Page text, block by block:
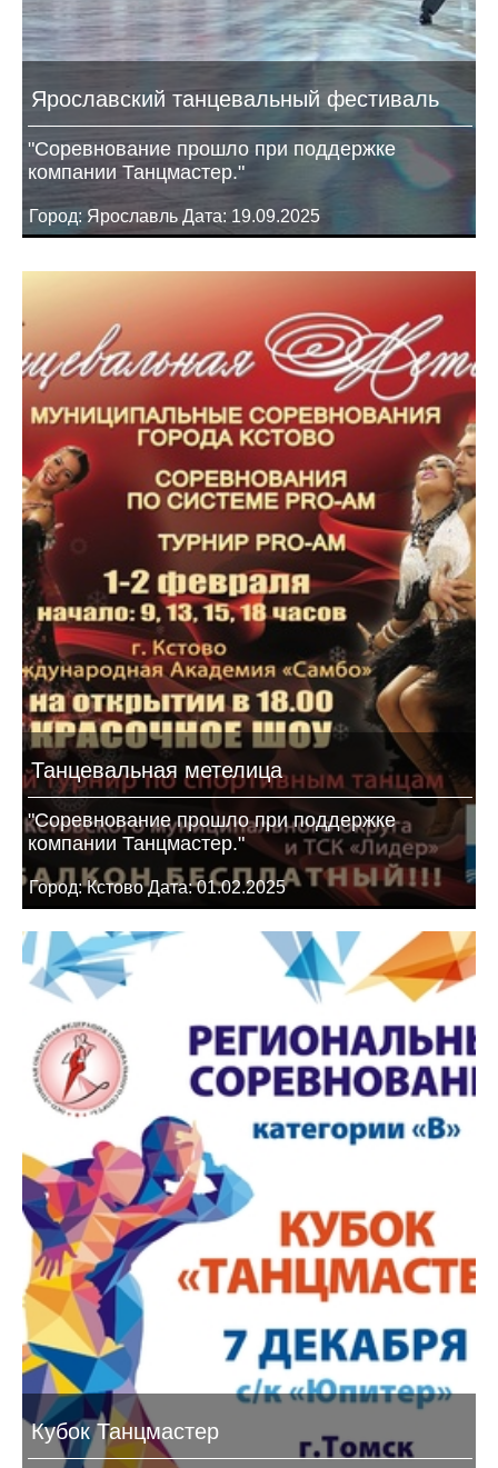
Ярославский танцевальный фестиваль
"Соревнование прошло при поддержке
компании Танцмастер."
Город: Ярославль Дата: 19.09.2025
Танцевальная метелица
"Соревнование прошло при поддержке
компании Танцмастер."
Город: Кстово Дата: 01.02.2025
Кубок Танцмастер